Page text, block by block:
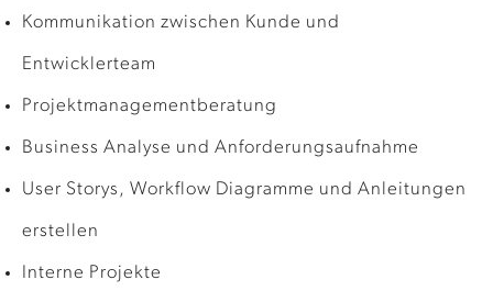
Kommunikation zwischen Kunde und
Entwicklerteam
Projektmanagementberatung
Business Analyse und Anforderungsaufnahme
User Storys, Workflow Diagramme und Anleitungen
erstellen
Interne Projekte